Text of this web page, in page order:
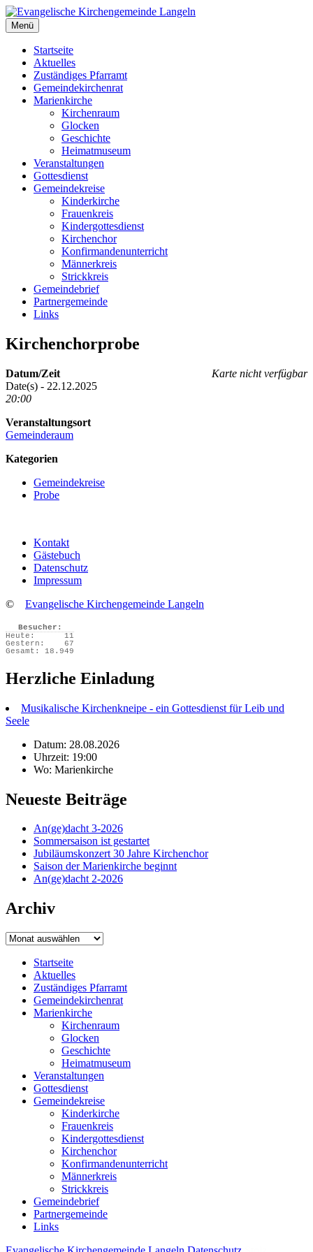
Zum
Inhalt
springen
Evangelische Kirchengemeinde Langeln
Evangelische Kirchengemeinde Langeln
Menü
Startseite
Aktuelles
Zuständiges Pfarramt
Gemeindekirchenrat
Marienkirche
Kirchenraum
Glocken
Geschichte
Heimatmuseum
Veranstaltungen
Gottesdienst
Gemeindekreise
Kinderkirche
Frauenkreis
Kindergottesdienst
Kirchenchor
Konfirmandenunterricht
Männerkreis
Strickkreis
Gemeindebrief
Partnergemeinde
Links
Kirchenchorprobe
Karte nicht verfügbar
Datum/Zeit
Date(s) - 22.12.2025
20:00
Veranstaltungsort
Gemeinderaum
Kategorien
Gemeindekreise
Probe
Kontakt
Gästebuch
Datenschutz
Impressum
© Evangelische Kirchengemeinde Langeln
Besucher:
Heute:
11
Gestern:
67
Gesamt:
18.949
Herzliche Einladung
Musikalische Kirchenkneipe - ein Gottesdienst für Leib und
Seele
Datum: 28.08.2026
Uhrzeit: 19:00
Wo: Marienkirche
Neueste Beiträge
An(ge)dacht 3-2026
Sommersaison ist gestartet
Jubiläumskonzert 30 Jahre Kirchenchor
Saison der Marienkirche beginnt
An(ge)dacht 2-2026
Archiv
Archiv
Startseite
Aktuelles
Zuständiges Pfarramt
Gemeindekirchenrat
Marienkirche
Kirchenraum
Glocken
Geschichte
Heimatmuseum
Veranstaltungen
Gottesdienst
Gemeindekreise
Kinderkirche
Frauenkreis
Kindergottesdienst
Kirchenchor
Konfirmandenunterricht
Männerkreis
Strickkreis
Gemeindebrief
Partnergemeinde
Links